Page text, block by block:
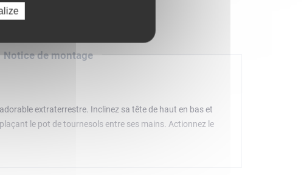
Notice de montage
extraterrestre. Inclinez sa tête de haut en bas et
le pot de tournesols entre ses mains. Actionnez le